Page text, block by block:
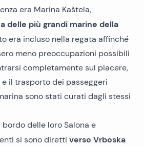
era Marina Kaštela,
delle più grandi marine della
era incluso nella regata affinché
meno preoccupazioni possibili
completamente sul piacere,
e il trasporto dei passeggeri
sono stati curati dagli stessi
delle loro Salona e
si sono diretti verso Vrboska